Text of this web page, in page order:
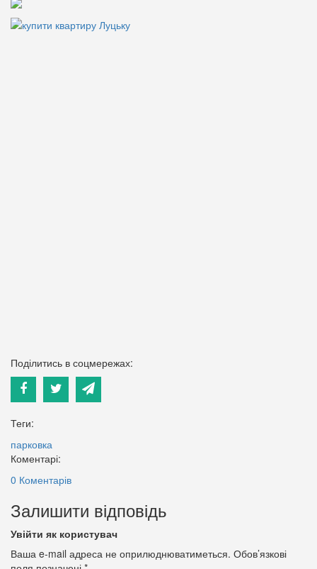
Поділитись в соцмережах:
Теги:
парковка
Коментарі:
0 Коментарів
Залишити відповідь
Увійти як користувач
Ваша e-mail адреса не оприлюднюватиметься. Обов’язкові